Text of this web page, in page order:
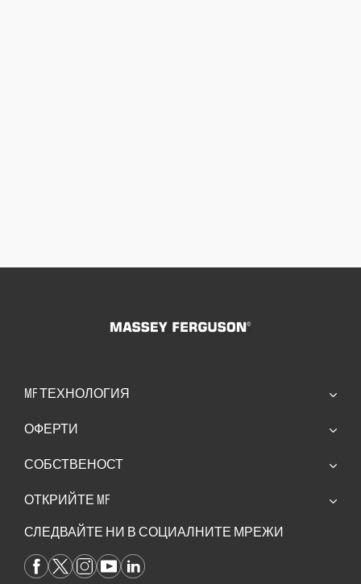
MF ТЕХНОЛОГИЯ
ОФЕРТИ
СОБСТВЕНОСТ
ОТКРИЙТЕ MF
СЛЕДВАЙТЕ НИ В СОЦИАЛНИТЕ МРЕЖИ